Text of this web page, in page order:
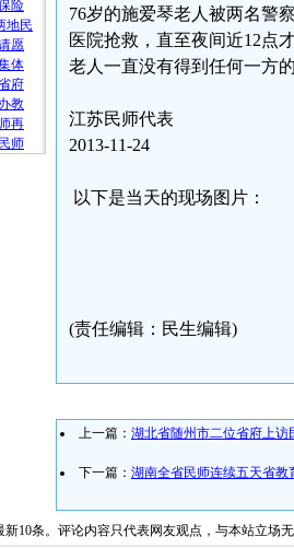
险
地民
愿
体
府
教
再
师
76岁的施爱琴老人被两名警
医院抢救，直至夜间近12点
老人一直没有得到任何一方
江苏民师代表
2013-11-24
以下是当天的现场图片：
(责任编辑：民生编辑)
上一篇： 湖北省随州市二位省府上访
下一篇： 湖南全省民师连续五天省教
新10条。评论内容只代表网友观点，与本站立场